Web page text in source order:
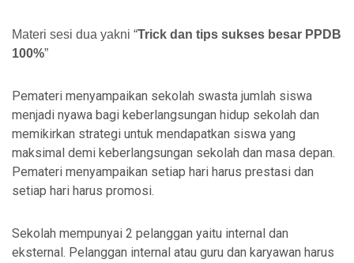
Materi sesi dua yakni “Trick dan tips sukses besar PPDB
100%”
Pemateri menyampaikan sekolah swasta jumlah siswa
menjadi nyawa bagi keberlangsungan hidup sekolah dan
memikirkan strategi untuk mendapatkan siswa yang
maksimal demi keberlangsungan sekolah dan masa depan.
Pemateri menyampaikan setiap hari harus prestasi dan
setiap hari harus promosi.
Sekolah mempunyai 2 pelanggan yaitu internal dan
eksternal. Pelanggan internal atau guru dan karyawan harus